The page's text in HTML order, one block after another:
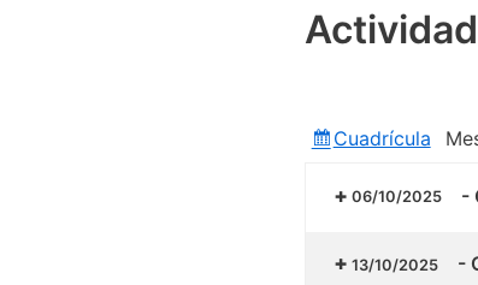
Ver
Cuadrícula
06/10/2025 -
13/10/2025 -